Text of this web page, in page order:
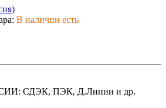
В наличии есть
СДЭК, ПЭК, Д.Линии и др.